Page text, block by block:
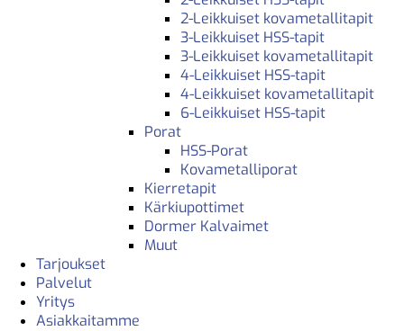
2-Leikkuiset kovametallitapit
3-Leikkuiset HSS-tapit
3-Leikkuiset kovametallitapit
4-Leikkuiset HSS-tapit
4-Leikkuiset kovametallitapit
6-Leikkuiset HSS-tapit
Porat
HSS-Porat
Kovametalliporat
Kierretapit
Kärkiupottimet
Dormer Kalvaimet
Muut
Tarjoukset
Palvelut
Yritys
Asiakkaitamme